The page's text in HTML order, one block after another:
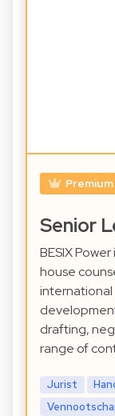
Premium
Senior
BESIX
house
international
drafting,
range of
Jurist